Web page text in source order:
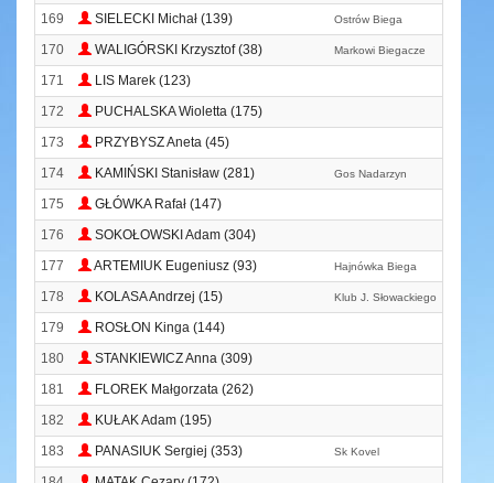
169 SIELECKI Michał (139) Ostrów Biega
170 WALIGÓRSKI Krzysztof (38) Markowi Biegacze
171
LIS Marek (123)
172
PUCHALSKA Wioletta (175)
173
PRZYBYSZ Aneta (45)
174
KAMIŃSKI Stanisław (281) Gos Nadarzyn
175
GŁÓWKA Rafał (147)
176
SOKOŁOWSKI Adam (304)
177
ARTEMIUK Eugeniusz (93) Hajnówka Biega
178 KOLASA Andrzej (15) Klub J. Słowackiego
179
ROSŁON Kinga (144)
180
STANKIEWICZ Anna (309)
181
FLOREK Małgorzata (262)
182
KUŁAK Adam (195)
183
PANASIUK Sergiej (353) Sk Kovel